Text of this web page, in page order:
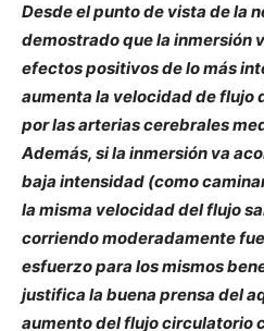
Desde el punto de vista de la
demostrado que la inmersión
efectos positivos de lo más
aumenta la velocidad de flujo
por las arterias cerebrales
Además, si la inmersión va
baja intensidad (como
la misma velocidad del flujo
corriendo moderadamente
esfuerzo para los mismos
justifica la buena prensa del
aumento del flujo circulatorio